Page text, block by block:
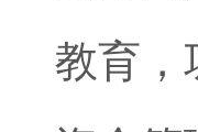
教育，